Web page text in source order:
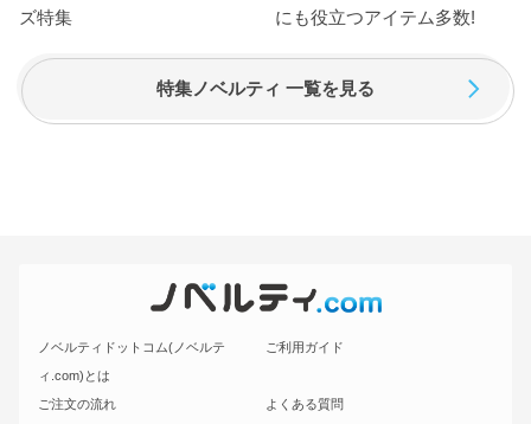
特集ノベルティ 一覧を見る
ノベルティドットコム(ノベルテ
ィ.com)とは
ご利用ガイド
ご注文の流れ
よくある質問